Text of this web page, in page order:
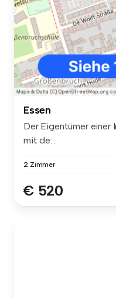
Essen
Der Eigentümer einer
mit de...
2 Zimmer
€ 520